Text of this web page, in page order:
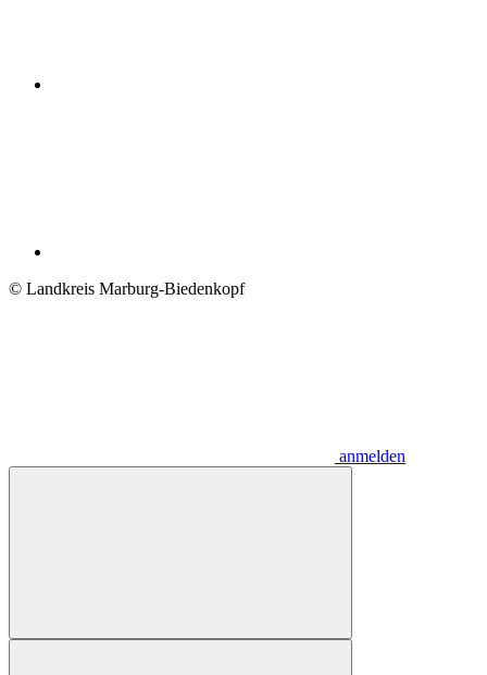
© Landkreis Marburg-Biedenkopf
anmelden